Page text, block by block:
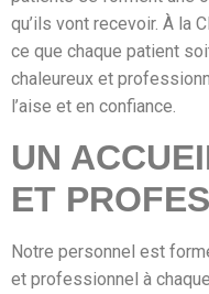
qu’ils vont recevoir. À la
ce que chaque patient
chaleureux et
l’aise et en confiance.
UN
ET
Notre personnel est
et professionnel à